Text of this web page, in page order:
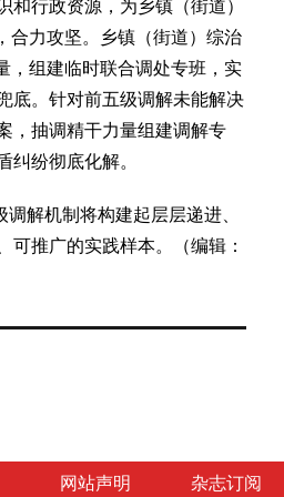
行政资源，为乡镇（街道）
合力攻坚。乡镇（街道）综治
，组建临时联合调处专班，实
底。针对前五级调解未能解决
，抽调精干力量组建调解专
纷彻底化解。
解机制将构建起层层递进、
推广的实践样本。（编辑：
网站声明 杂志订阅